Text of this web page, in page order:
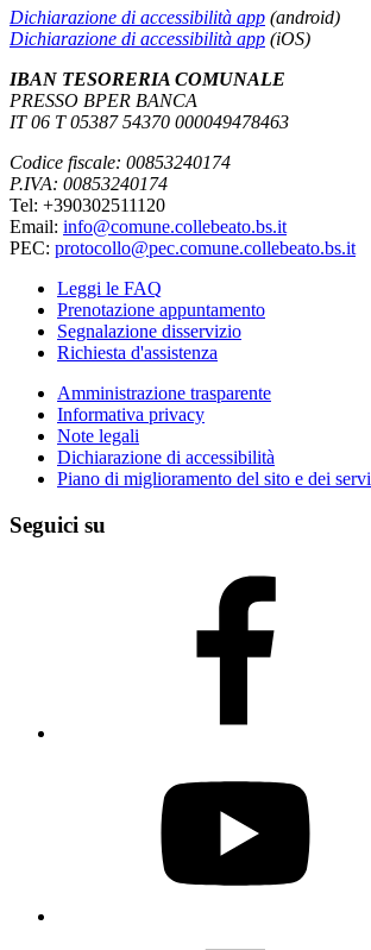
Dichiarazione di accessibilità app (android)
Dichiarazione di accessibilità app (iOS)
IBAN TESORERIA COMUNALE
PRESSO BPER BANCA
IT 06 T 05387 54370 000049478463
Codice fiscale: 00853240174
P.IVA: 00853240174
Tel: +390302511120
Email: info@comune.collebeato.bs.it
PEC: protocollo@pec.comune.collebeato.bs.it
Leggi le FAQ
Prenotazione appuntamento
Segnalazione disservizio
Richiesta d'assistenza
Amministrazione trasparente
Informativa privacy
Note legali
Dichiarazione di accessibilità
Piano di miglioramento del sito e dei
Seguici su